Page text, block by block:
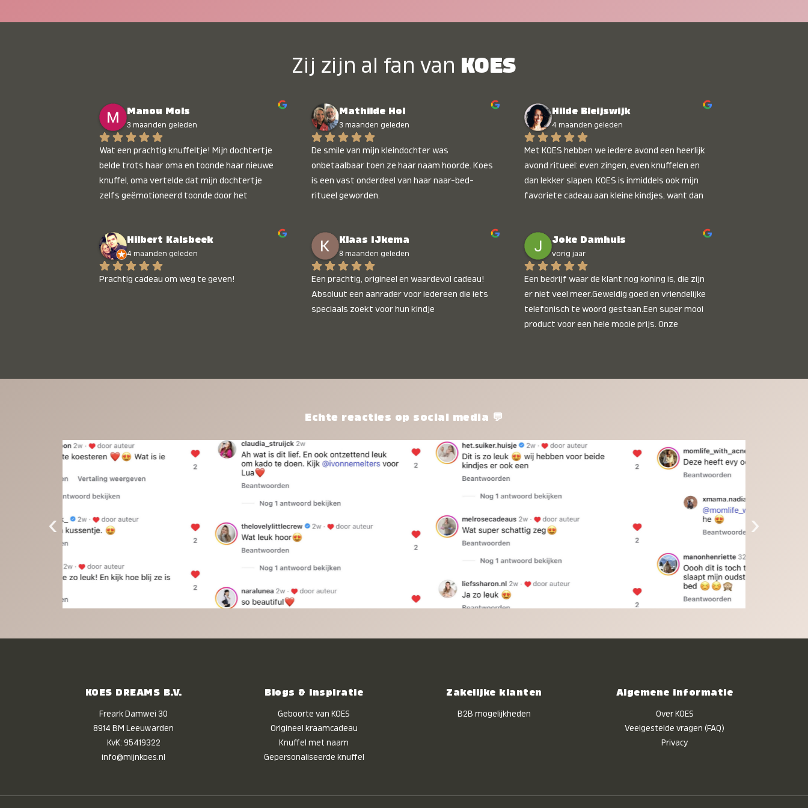
Zij zijn al fan van KOES
Manou Mols
3 maanden geleden
Wat een prachtig knuffeltje! Mijn dochtertje
belde trots haar oma en toonde haar nieuwe
knuffel, oma vertelde dat mijn dochtertje
zelfs geëmotioneerd toonde door het
Mathilde Hol
3 maanden geleden
De smile van mijn kleindochter was
onbetaalbaar toen ze haar naam hoorde. Koes
is een vast onderdeel van haar naar-bed-
ritueel geworden.
Hilde Bleijswijk
4 maanden geleden
Met KOES hebben we iedere avond een heerlijk
avond ritueel: even zingen, even knuffelen en
dan lekker slapen. KOES is inmiddels ook mijn
favoriete cadeau aan kleine kindjes, want dan
onbetaalbaar :)
Hilbert Kalsbeek
4 maanden geleden
Prachtig cadeau om weg te geven!
Klaas IJkema
8 maanden geleden
Een prachtig, origineel en waardevol cadeau!
Absoluut een aanrader voor iedereen die iets
speciaals zoekt voor hun kindje
Joke Damhuis
vorig jaar
Een bedrijf waar de klant nog koning is, die zijn
er niet veel meer.Geweldig goed en vriendelijke
telefonisch te woord gestaan.Een super mooi
product voor een hele mooie prijs. Onze
twijfelen gewoon doen, het is het waard.
Echte reacties op social media 💬
‹ ›
KOES DREAMS B.V.
Freark Damwei 30
8914 BM Leeuwarden
KvK: 95419322
info@mijnkoes.nl
Blogs & inspiratie
Geboorte van KOES
Origineel kraamcadeau
Knuffel met naam
Gepersonaliseerde knuffel
Zakelijke klanten
B2B mogelijkheden
Algemene informatie
Over KOES
Veelgestelde vragen (FAQ)
Privacy